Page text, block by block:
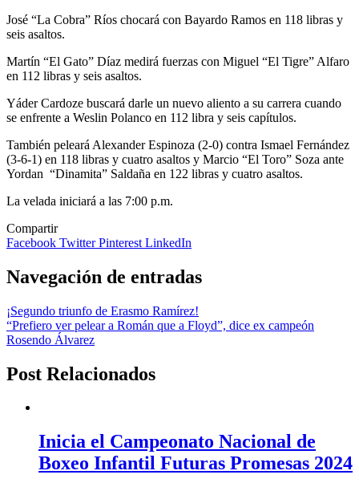
José “La Cobra” Ríos chocará con Bayardo Ramos en 118 libras y
seis asaltos.
Martín “El Gato” Díaz medirá fuerzas con Miguel “El Tigre” Alfaro
en 112 libras y seis asaltos.
Yáder Cardoze buscará darle un nuevo aliento a su carrera cuando
se enfrente a Weslin Polanco en 112 libra y seis capítulos.
También peleará Alexander Espinoza (2-0) contra Ismael Fernández
(3-6-1) en 118 libras y cuatro asaltos y Marcio “El Toro” Soza ante
Yordan “Dinamita” Saldaña en 122 libras y cuatro asaltos.
La velada iniciará a las 7:00 p.m.
Compartir
Facebook TwitterPinterest LinkedIn
Navegación de entradas
¡Segundo triunfo de Erasmo Ramírez!
“Prefiero ver pelear a Román que a Floyd”, dice ex campeón
Rosendo Álvarez
Post Relacionados
Inicia el Campeonato Nacional de
Boxeo Infantil Futuras Promesas 2024